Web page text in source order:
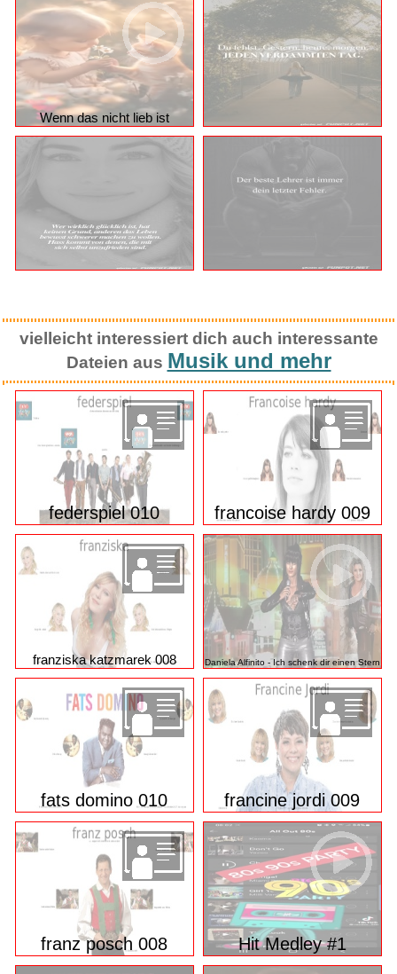
Wenn das nicht lieb ist
vielleicht interessiert dich auch interessante
Dateien aus Musik und mehr
federspiel 010 francoise hardy 009
franziska katzmarek 008 Daniela Alfinito - Ich schenk dir einen Stern
fats domino 010 francine jordi 009
franz posch 008 Hit Medley #1